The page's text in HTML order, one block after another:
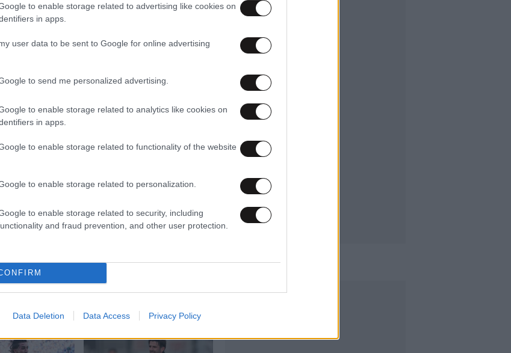
to enable storage related to advertising like cookies on
in apps.
user data to be sent to Google for online advertising
to send me personalized advertising.
to enable storage related to analytics like cookies on
in apps.
to enable storage related to functionality of the website
to enable storage related to personalization.
to enable storage related to security, including
and fraud prevention, and other user protection.
Data Deletion Data Access Privacy Policy
ΟΛΑ ΤΑ ΑΡΘΡΑ